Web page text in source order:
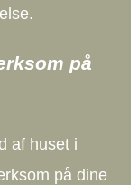
på
af huset i
på dine